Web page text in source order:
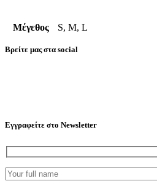
Μέγεθος S, M, L
Βρείτε μας στα social
Εγγραφείτε στο Newsletter